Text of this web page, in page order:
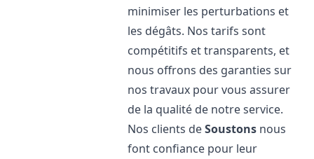
minimiser les perturbations et
les dégâts. Nos tarifs sont
compétitifs et transparents, et
nous offrons des garanties sur
nos travaux pour vous assurer
de la qualité de notre service.
Nos clients deSoustons nous
font confiance pour leur